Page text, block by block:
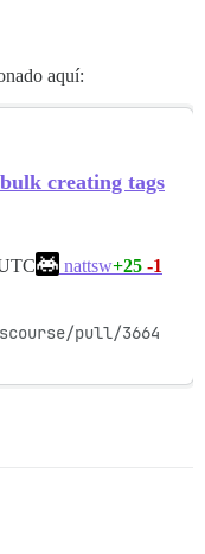
aquí:
creating tags
nattsw+25 -1
pull/3664